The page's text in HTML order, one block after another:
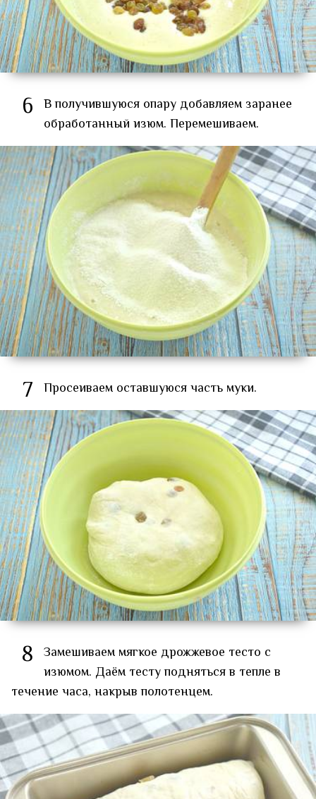
6 В получившуюся опару добавляем заранее
обработанный изюм. Перемешиваем.
7 Просеиваем оставшуюся часть муки.
8 Замешиваем мягкое дрожжевое тесто с
изюмом. Даём тесту подняться в тепле в
течение часа, накрыв полотенцем.